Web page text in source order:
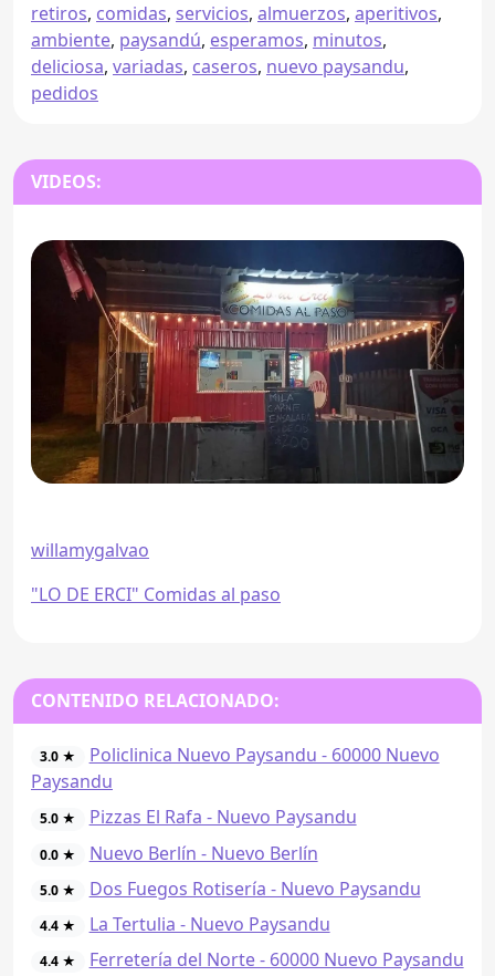
retiros, comidas, servicios, almuerzos, aperitivos,
ambiente, paysandú, esperamos, minutos,
deliciosa, variadas, caseros, nuevo paysandu,
pedidos
VIDEOS:
willamygalvao
"LO DE ERCI" Comidas al paso
CONTENIDO RELACIONADO:
3.0 ★
Policlinica Nuevo Paysandu - 60000 Nuevo
Paysandu
5.0 ★ Pizzas El Rafa - Nuevo Paysandu
0.0 ★ Nuevo Berlín - Nuevo Berlín
5.0 ★ Dos Fuegos Rotisería - Nuevo Paysandu
4.4 ★ La Tertulia - Nuevo Paysandu
4.4 ★ Ferretería del Norte - 60000 Nuevo Paysandu